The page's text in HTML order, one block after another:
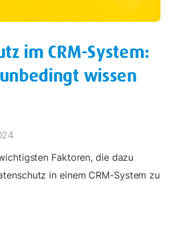
im CRM-System:
wissen
Faktoren, die dazu
in einem CRM-System zu